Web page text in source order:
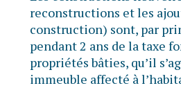
reconstructions et les
construction) sont, par
pendant 2 ans de la taxe
propriétés bâties, qu’il
immeuble affecté à